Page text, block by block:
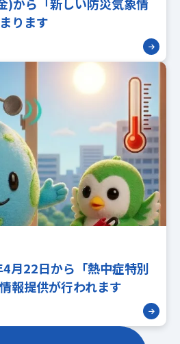
から「新しい防災気象情
ります
月22日から「熱中症特別
報提供が行われます